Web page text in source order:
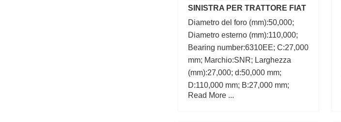
SINISTRA PER TRATTORE FIAT
Diametro del foro (mm):50,000;
Diametro esterno (mm):110,000;
Bearing number:6310EE; C:27,000
mm; Marchio:SNR; Larghezza
(mm):27,000; d:50,000 mm;
D:110,000 mm; B:27,000 mm;
Dimensione (mm):50x110x27;
Read More ...